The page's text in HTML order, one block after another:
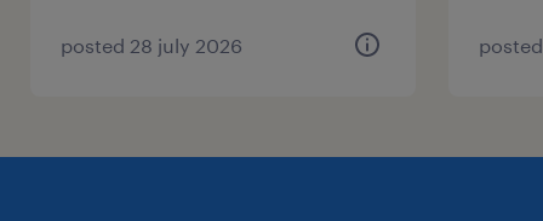
posted 28 july 2026